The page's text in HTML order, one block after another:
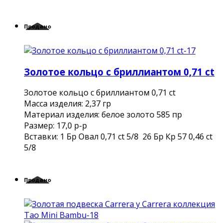
Продано
Золотое кольцо с бриллиантом 0,71 ct
Золотое кольцо с бриллиантом 0,71 ct
Mасса изделия: 2,37 гр
Материал изделия: белое золото 585 пр
Размер: 17,0 р-р
Вставки: 1 Бр Овал 0,71 ct 5/8 26 Бр Кр 57 0,46 ct
5/8
Продано